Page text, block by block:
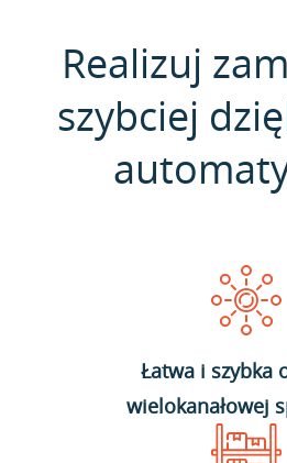
Realizuj
szybciej
Łatwa i szybka
wielokanałowej